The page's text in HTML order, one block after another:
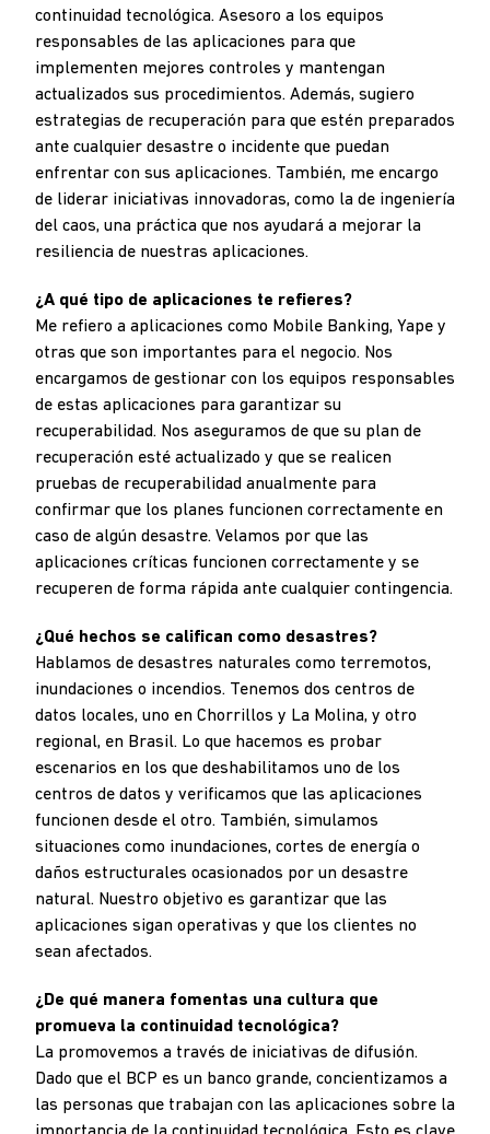
continuidad tecnológica. Asesoro a los equipos
responsables de las aplicaciones para que
implementen mejores controles y mantengan
actualizados sus procedimientos. Además, sugiero
estrategias de recuperación para que estén preparados
ante cualquier desastre o incidente que puedan
enfrentar con sus aplicaciones. También, me encargo
de liderar iniciativas innovadoras, como la de ingeniería
del caos, una práctica que nos ayudará a mejorar la
resiliencia de nuestras aplicaciones.
¿A qué tipo de aplicaciones te refieres?
Me refiero a aplicaciones como Mobile Banking, Yape y
otras que son importantes para el negocio. Nos
encargamos de gestionar con los equipos responsables
de estas aplicaciones para garantizar su
recuperabilidad. Nos aseguramos de que su plan de
recuperación esté actualizado y que se realicen
pruebas de recuperabilidad anualmente para
confirmar que los planes funcionen correctamente en
caso de algún desastre. Velamos por que las
aplicaciones críticas funcionen correctamente y se
recuperen de forma rápida ante cualquier contingencia.
¿Qué hechos se califican como desastres?
Hablamos de desastres naturales como terremotos,
inundaciones o incendios. Tenemos dos centros de
datos locales, uno en Chorrillos y La Molina, y otro
regional, en Brasil. Lo que hacemos es probar
escenarios en los que deshabilitamos uno de los
centros de datos y verificamos que las aplicaciones
funcionen desde el otro. También, simulamos
situaciones como inundaciones, cortes de energía o
daños estructurales ocasionados por un desastre
natural. Nuestro objetivo es garantizar que las
aplicaciones sigan operativas y que los clientes no
sean afectados.
¿De qué manera fomentas una cultura que
promueva la continuidad tecnológica?
La promovemos a través de iniciativas de difusión.
Dado que el BCP es un banco grande, concientizamos a
las personas que trabajan con las aplicaciones sobre la